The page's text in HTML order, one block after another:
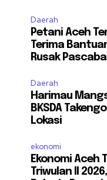
Daerah
Petani Aceh
Terima
Rusak
Daerah
Harimau
BKSDA
Lokasi
ekonomi
Ekonomi Aceh
Triwulan II